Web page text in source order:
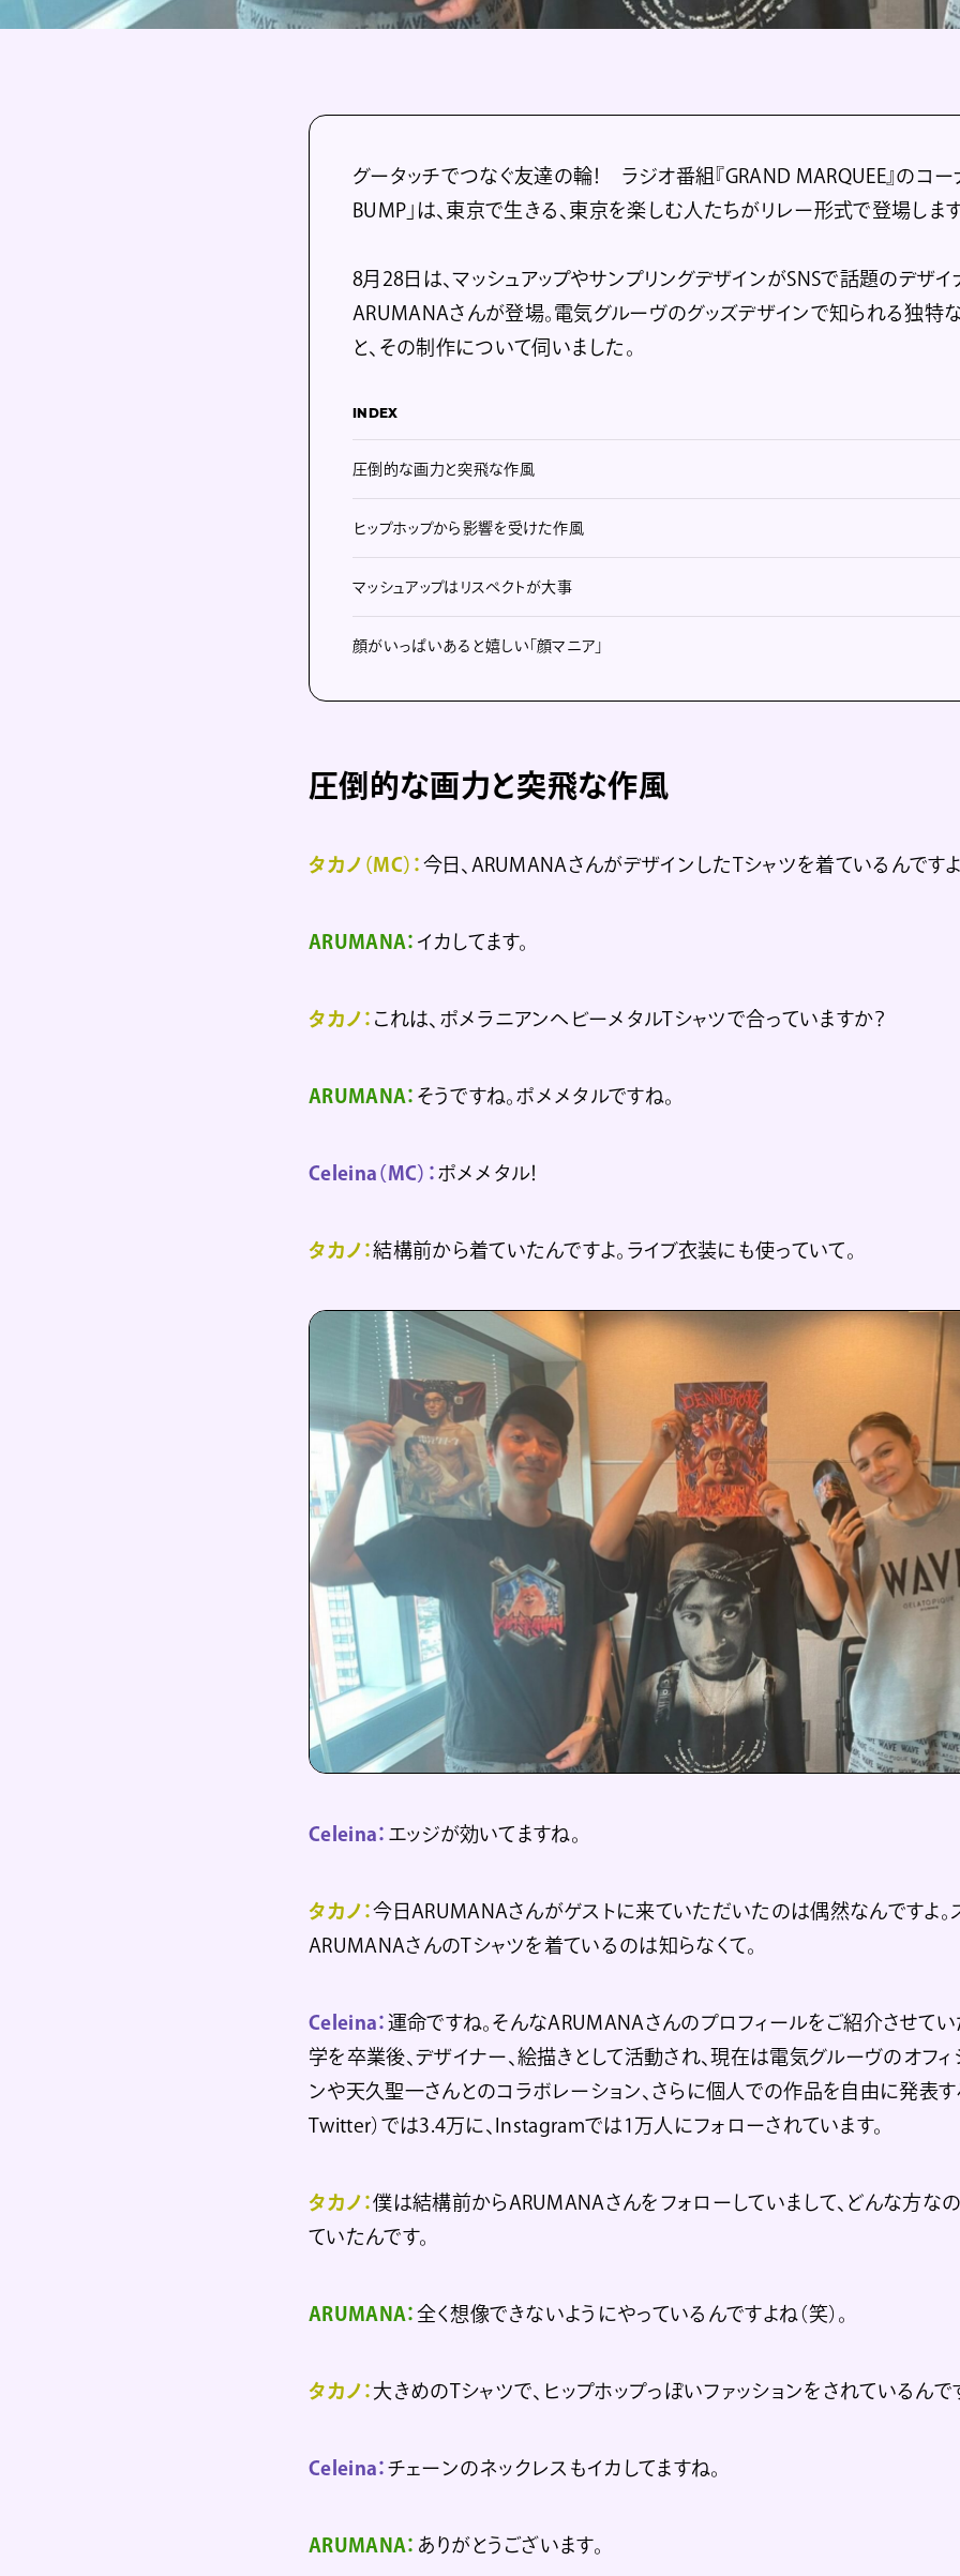
グータッチでつなぐ友達の輪！ ラジオ番組『GRAND MARQUEE』のコー
BUMP」は、東京で生きる、東京を楽しむ人たちがリレー形式で登場します
8月28日は、マッシュアップやサンプリングデザインがSNSで話題のデザイ
ARUMANAさんが登場。電気グルーヴのグッズデザインで知られる独特
と、その制作について伺いました。
INDEX
圧倒的な画力と突飛な作風
ヒップホップから影響を受けた作風
マッシュアップはリスペクトが大事
顔がいっぱいあると嬉しい「顔マニア」
圧倒的な画力と突飛な作風
タカノ（MC）： 今日、ARUMANAさんがデザインしたTシャツを着ているんですよ
ARUMANA： イカしてます。
タカノ： これは、ポメラニアンヘビーメタルTシャツで合っていますか？
ARUMANA： そうですね。ポメメタルですね。
Celeina（MC）： ポメメタル！
タカノ：結構前から着ていたんですよ。ライブ衣装にも使っていて。
Celeina： エッジが効いてますね。
タカノ：今日ARUMANAさんがゲストに来ていただいたのは偶然なんですよ。
ARUMANAさんのTシャツを着ているのは知らなくて。
Celeina： 運命ですね。そんなARUMANAさんのプロフィールをご紹介させてい
学を卒業後、デザイナー、絵描きとして活動され、現在は電気グルーヴのオフィ
ンや天久聖一さんとのコラボレーション、さらに個人での作品を自由に発表す
Twitter）では3.4万に、Instagramでは1万人にフォローされています。
タカノ：僕は結構前からARUMANAさんをフォローしていまして、どんな方な
ていたんです。
ARUMANA： 全く想像できないようにやっているんですよね（笑）。
タカノ： 大きめのTシャツで、ヒップホップっぽいファッションをされているんで
Celeina： チェーンのネックレスもイカしてますね。
ARUMANA： ありがとうございます。